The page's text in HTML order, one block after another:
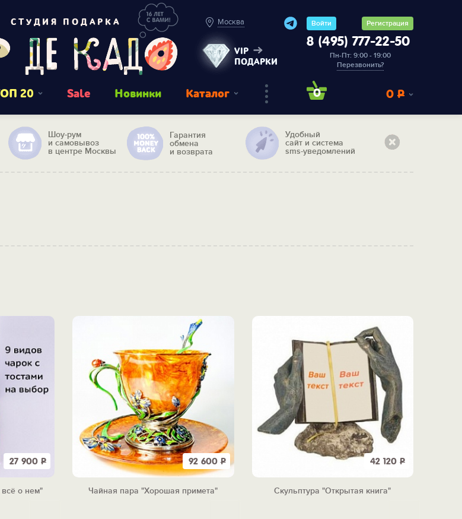
СТУДИЯ ПОДАРКА Москва
VIP
ПОДАРКИ
Войти Регистрация
8 (495) 777-22-50
Пн-Пт: 9:00 - 19:00
Перезвонить?
20 Sale Новинки Каталог 0 0 Р
Шоу-рум
и самовывоз
в центре Москвы
Гарантия
обмена
и возврата
Удобный
сайт и система
sms-уведомлений
27 900 Р
о нем"
92 600Р
Чайная пара "Хорошая примета"
42 120 Р
Скульптура "Открытая книга"